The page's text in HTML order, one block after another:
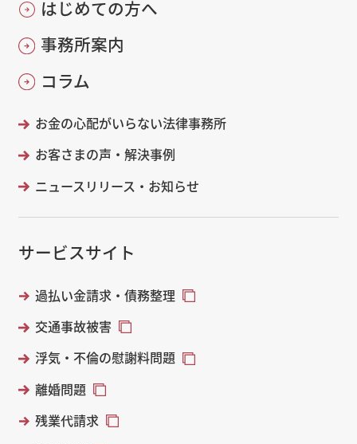
はじめての方へ
事務所案内
コラム
お金の心配がいらない法律事務所
お客さまの声・解決事例
ニュースリリース・お知らせ
サービスサイト
過払い金請求・債務整理
交通事故被害
浮気・不倫の慰謝料問題
離婚問題
残業代請求